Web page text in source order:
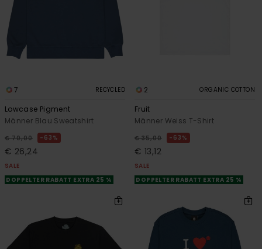
7 RECYCLED
Lowcase Pigment
Männer Blau Sweatshirt
€ 70,00 63%
€ 26,24
SALE
DOPPELTER RABATT EXTRA 25 %
2 ORGANIC COTTON
Fruit
Männer Weiss T-Shirt
€ 35,00 63%
€ 13,12
SALE
DOPPELTER RABATT EXTRA 25 %